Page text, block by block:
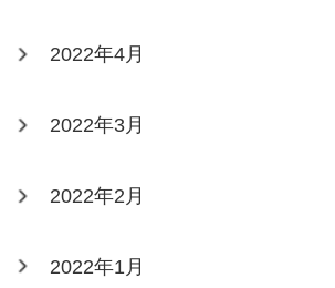
2022年4月
2022年3月
2022年2月
2022年1月